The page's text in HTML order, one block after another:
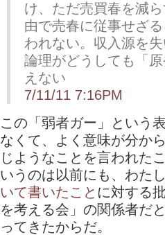
け、ただ売買春を減
由で売春に従事せざ
われない。収入源を
論理がどうしても「
えない
7/11/11 7:16PM
この「弱者ガー」という
なくて、よく意味が分か
じようなことを言われた
いうのは以前にも、わた
いて書いたこと に対する
を考える会」の関係者だ
ってきたからだ。